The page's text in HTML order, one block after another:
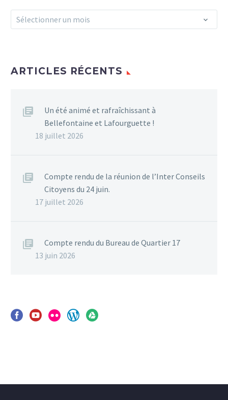
Archives
Sélectionner un mois
ARTICLES RÉCENTS
Un été animé et rafraîchissant à
Bellefontaine et Lafourguette !
18 juillet 2026
Compte rendu de la réunion de l’Inter Conseils
Citoyens du 24 juin.
17 juillet 2026
Compte rendu du Bureau de Quartier 17
13 juin 2026